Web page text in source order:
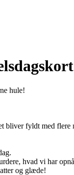
hule!
bliver fyldt med
hvad vi har
og glæde!